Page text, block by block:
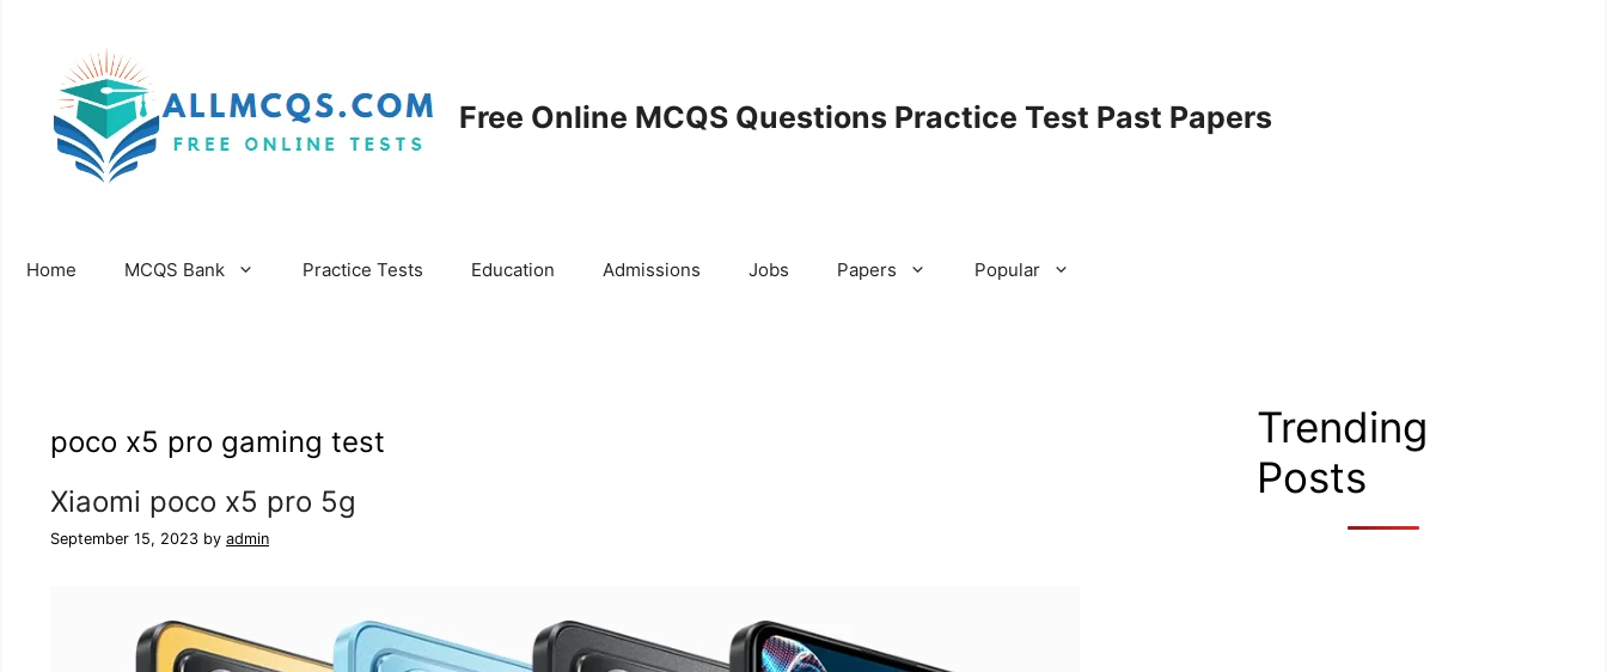
Free Online MCQS Questions Practice Test Past Papers
Home MCQS Bank Practice Tests Education Admissions Jobs Papers Popular
poco x5 pro gaming test
Xiaomi poco x5 pro 5g
September 15, 2023 by admin
Trending
Posts